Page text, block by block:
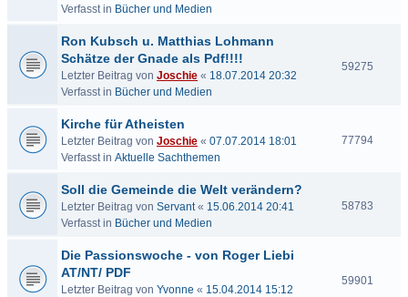
Verfasst in Bücher und Medien
Ron Kubsch u. Matthias Lohmann
Schätze der Gnade als Pdf!!!!
Letzter Beitrag von Joschie « 18.07.2014 20:32
Verfasst in Bücher und Medien
59275
Kirche für Atheisten
Letzter Beitrag von Joschie « 07.07.2014 18:01
Verfasst in Aktuelle Sachthemen
77794
Soll die Gemeinde die Welt verändern?
Letzter Beitrag von Servant« 15.06.2014 20:41
Verfasst in Bücher und Medien
58783
Die Passionswoche - von Roger Liebi
AT/NT/ PDF
Letzter Beitrag von Yvonne « 15.04.2014 15:12
59901